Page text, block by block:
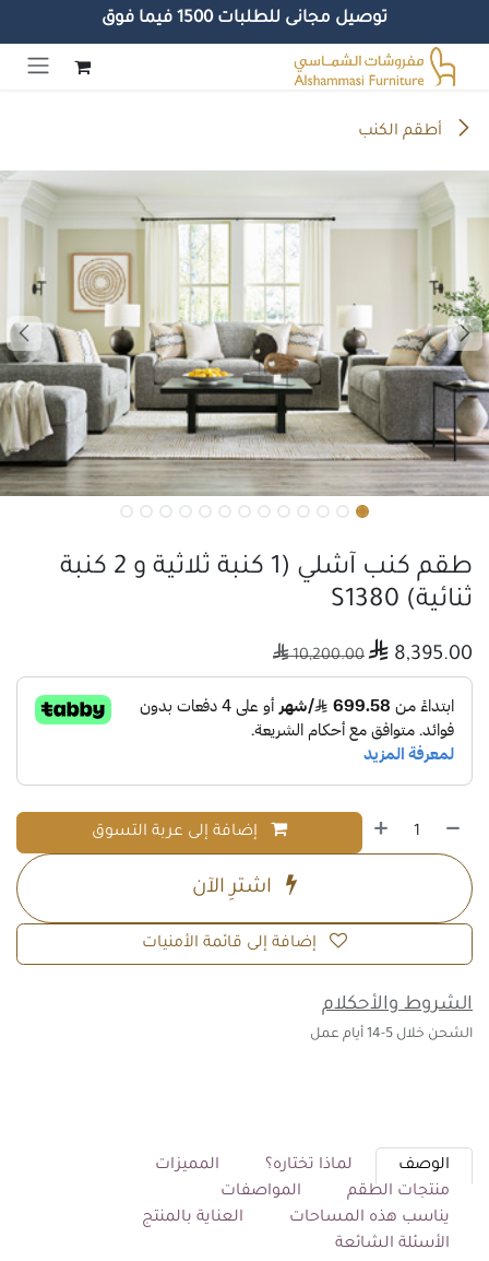
توصيل مجانى للطلبات 1500 فيما فوق
تخطي للذهاب إلى المحتوى
أطقم الكنب
طقم كنب آشلي (1 كنبة ثلاثية و 2 كنبة
ثنائية) S1380
8,395.00
10,200.00

إضافة إلى عربة التسوق
اشترِ الآن
إضافة إلى قائمة الأمنيات
الشروط والأحكلام
الشحن خلال 5-14 أيام عمل
الوصف لماذا تختاره؟
المميزات
منتجات الطقم
المواصفات
يناسب هذه المساحات
العناية بالمنتج
الأسئلة الشائعة